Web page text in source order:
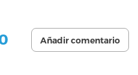
Añadir comentario